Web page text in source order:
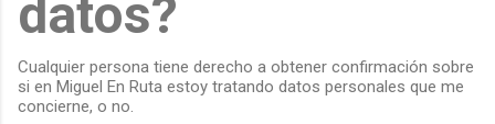
datos?
Cualquier persona tiene derecho a obtener confirmación sobre
si en Miguel En Ruta estoy tratando datos personales que me
concierne, o no.